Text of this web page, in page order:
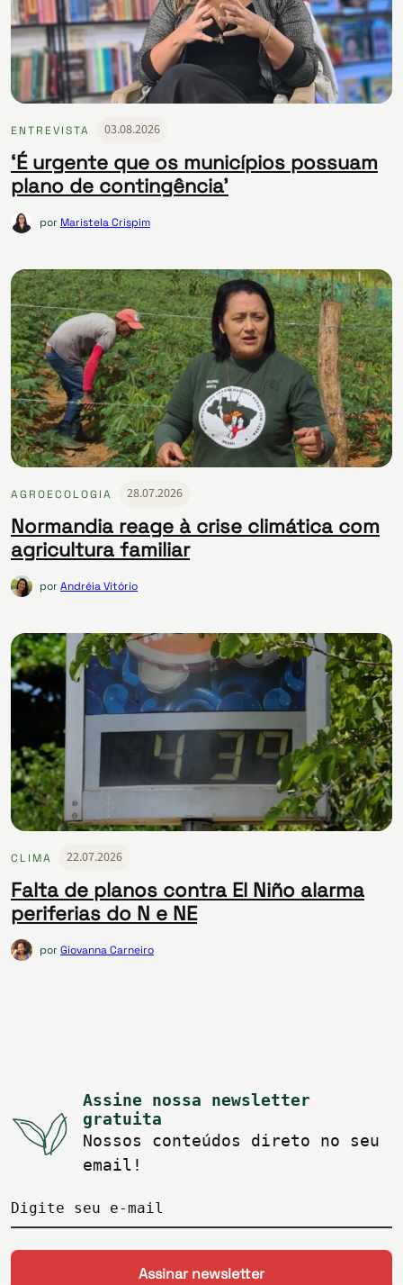
ENTREVISTA 03.08.2026
‘É urgente que os municípios possuam
plano de contingência’
por Maristela Crispim
AGROECOLOGIA 28.07.2026
Normandia reage à crise climática com
agricultura familiar
porAndréia Vitório
CLIMA 22.07.2026
Falta de planos contra El Niño alarma
periferias do N e NE
porGiovanna Carneiro
Assine nossa newsletter
gratuita
Nossos conteúdos direto no seu
email!
Digite seu e-mail